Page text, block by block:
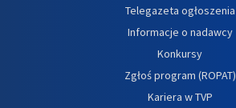
Telegazeta ogłoszenia
Informacje o nadawcy
Konkursy
Zgłoś program (ROPAT)
Kariera w TVP